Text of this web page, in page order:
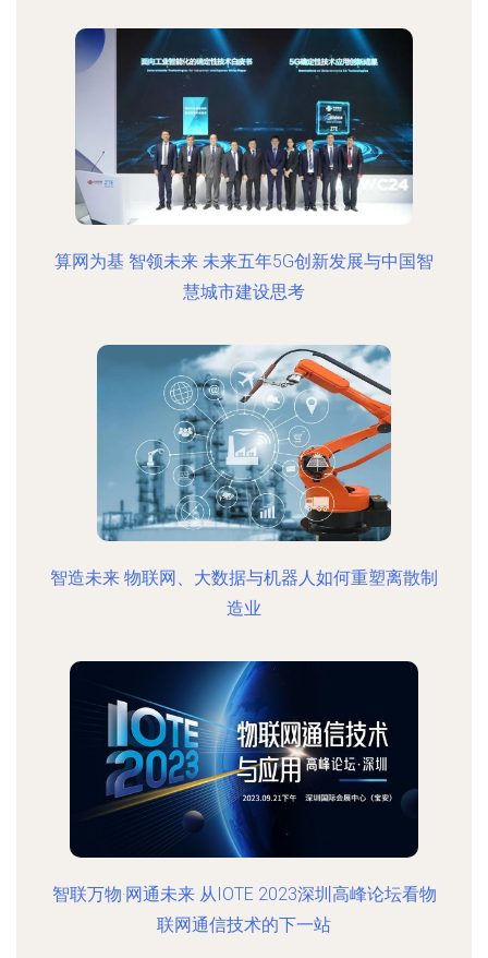
算网为基 智领未来 未来五年5G创新发展与中国智
慧城市建设思考
智造未来 物联网、大数据与机器人如何重塑离散制
造业
智联万物·网通未来 从IOTE 2023深圳高峰论坛看物
联网通信技术的下一站